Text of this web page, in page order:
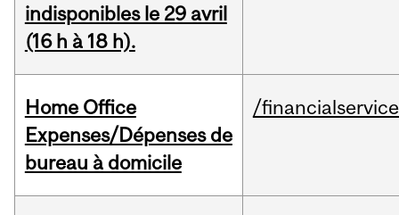
indisponibles le 29 avril
(16 h à 18 h).
Home Office
Expenses/Dépenses de
bureau à domicile
/